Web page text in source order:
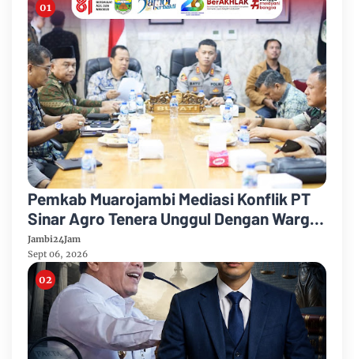
Pemkab Muarojambi Mediasi Konflik PT
Sinar Agro Tenera Unggul Dengan Warga
Sipin Teluk Duren
Jambi24Jam
Sept 06, 2026